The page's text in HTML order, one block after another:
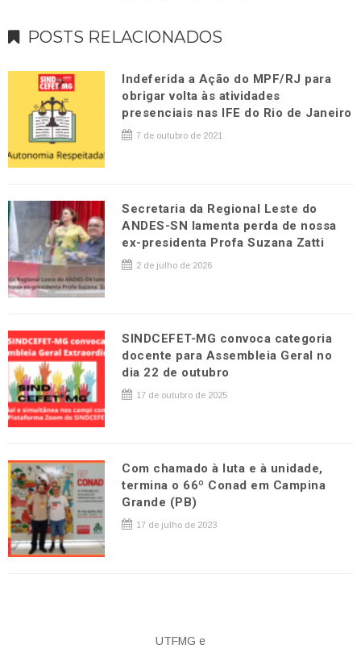
POSTS RELACIONADOS
Indeferida a Ação do MPF/RJ para
obrigar volta às atividades
presenciais nas IFE do Rio de Janeiro
7 de outubro de 2021
Secretaria da Regional Leste do
ANDES-SN lamenta perda de nossa
ex-presidenta Profa Suzana Zatti
2 de julho de 2026
SINDCEFET-MG convoca categoria
docente para Assembleia Geral no
dia 22 de outubro
17 de outubro de 2025
Com chamado à luta e à unidade,
termina o 66º Conad em Campina
Grande (PB)
17 de julho de 2023
UTFMG e